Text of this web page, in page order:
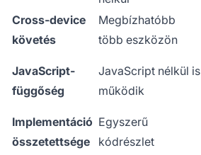
Cross-device
követés
Megbízhatóbb
több eszközön
JavaScript-
függőség
JavaScript nélkül is
működik
Implementáció
összetettsége
Egyszerű
kódrészlet